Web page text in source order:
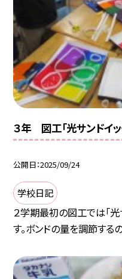
３年 図工「光サンドイッ
公開日 2025/09/24
学校日記
２学期最初の図工では「光
す。ボンドの量を調節する